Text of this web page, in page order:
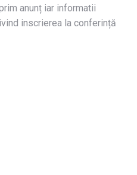
anunț iar informatii
inscrierea la conferință